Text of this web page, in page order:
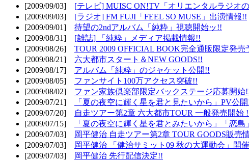
[2009/09/03] [テレビ] MUISC ON!TV「オリエンタルラジオ
[2009/09/03] [ラジオ] FM FUJI「FEEL SO MUSE」出演情報!!
[2009/09/01] 待望の2ndアルバム「純粋」視聴開始ッ!!
[2009/08/31] [雑誌] 「純粋」メディア掲載情報!!
[2009/08/26] TOUR 2009 OFFICIAL BOOK完全通販限定発売
[2009/08/21] 六大都市スタート＆NEW GOODS!!
[2009/08/17] アルバム「純粋」のジャケット公開!!
[2009/08/05] ファンサイト100万アクセス突破!!
[2009/08/02] ファン家族倶楽部限定バックステージ応募開始
[2009/07/21]
「夏の夜空に輝く星を君と見たいから」PV公
[2009/07/20]
自走ツアー第2章 六大都市TOUR 一般発売開始
[2009/07/15]
「夏の夜空に輝く星を君とみたいから」「恋島
[2009/07/03]
岡平健治 自走ツアー第2章 TOUR GOODS販売
[2009/07/03]
岡平健治 「健治サミット09 秋の大運動会」開
[2009/07/03]
岡平健治 先行配信決定!!